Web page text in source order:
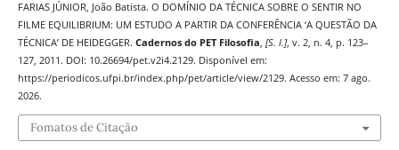
FARIAS JÚNIOR, João Batista. O DOMÍNIO DA TÉCNICA SOBRE O SENTIR NO
FILME EQUILIBRIUM: UM ESTUDO A PARTIR DA CONFERÊNCIA ‘A QUESTÃO DA
TÉCNICA’ DE HEIDEGGER. Cadernos do PET Filosofia, [S. l.], v. 2, n. 4, p. 123–
127, 2011. DOI: 10.26694/pet.v2i4.2129. Disponível em:
https://periodicos.ufpi.br/index.php/pet/article/view/2129. Acesso em: 7 ago.
2026.
Fomatos de Citação